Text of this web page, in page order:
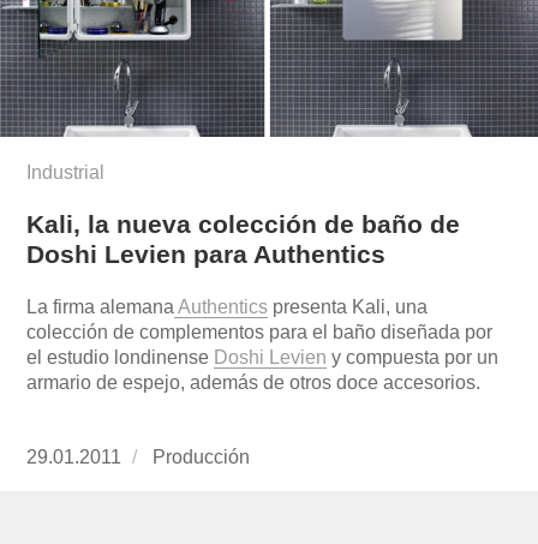
Industrial
Kali, la nueva colección de baño de
Doshi Levien para Authentics
La firma alemana Authentics presenta Kali, una
colección de complementos para el baño diseñada por
el estudio londinense Doshi Levien y compuesta por un
armario de espejo, además de otros doce accesorios.
Publicado
29.01.2011 https://www.experimenta.es/author/
Producción